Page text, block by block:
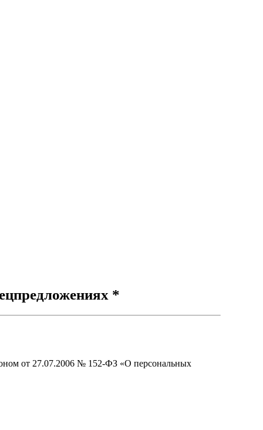
*
от 27.07.2006 № 152-ФЗ «О персональных